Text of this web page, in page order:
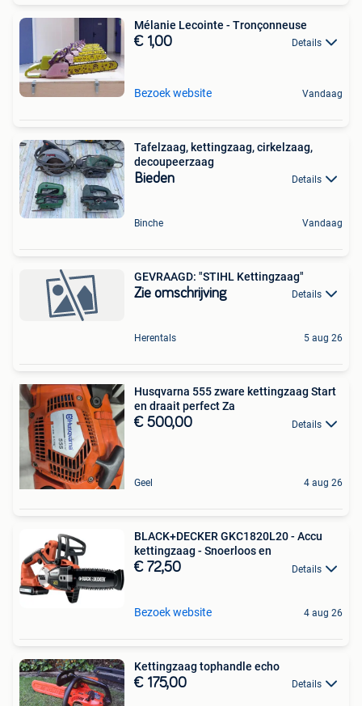
Mélanie Lecointe - Tronçonneuse
€ 1,00 Details
Bezoek website Vandaag
Tafelzaag, kettingzaag, cirkelzaag,
decoupeerzaag
Bieden Details
Binche Vandaag
GEVRAAGD: "STIHL Kettingzaag"
Zie omschrijving Details
Herentals 5 aug 26
Husqvarna 555 zware kettingzaag Start
en draait perfect Za
€ 500,00 Details
Geel 4 aug 26
BLACK+DECKER GKC1820L20 - Accu
kettingzaag - Snoerloos en
€ 72,50 Details
Bezoek website 4 aug 26
Kettingzaag tophandle echo
€ 175,00 Details